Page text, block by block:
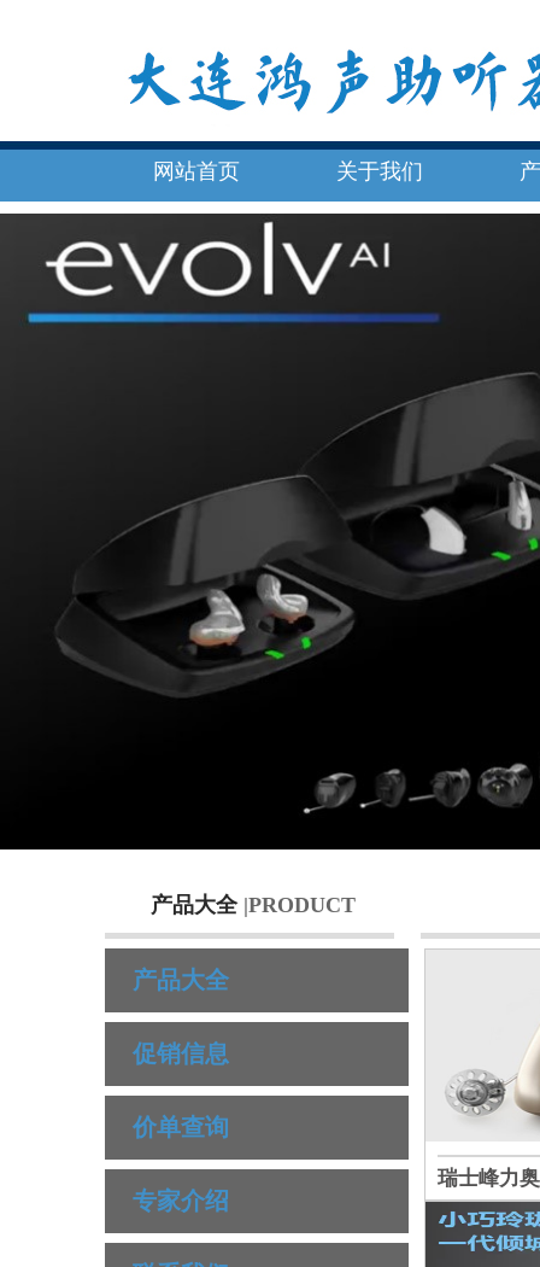
网站首页 关于我们
产品大全 |PRODUCT
产品大全
促销信息
价单查询
专家介绍
瑞士峰力